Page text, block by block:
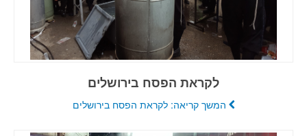
לקראת הפסח בירושלים
המשך קריאה: לקראת הפסח בירושלים